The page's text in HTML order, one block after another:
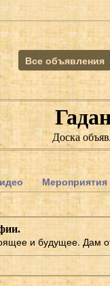
Все объявления
Доска
Мероприятия
и будущее. Дам